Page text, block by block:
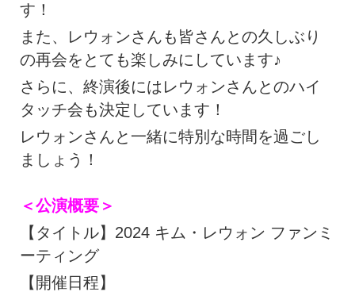
す！
また、レウォンさんも皆さんとの久しぶり
の再会をとても楽しみにしています♪
さらに、終演後にはレウォンさんとのハイ
タッチ会も決定しています！
レウォンさんと一緒に特別な時間を過ごし
ましょう！
＜公演概要＞
【タイトル】2024 キム・レウォン ファンミ
ーティング
【開催日程】